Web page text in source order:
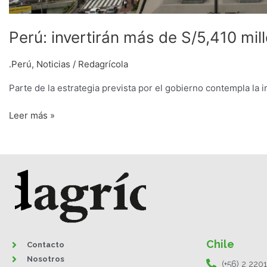
Perú: invertirán más de S/5,410
.Perú, Noticias / Redagrícola
Parte de la estrategia prevista por el gobierno contempla la
Leer más »
Contacto
Nosotros
Chile
(+56) 2